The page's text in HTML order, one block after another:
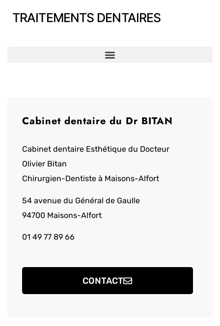
TRAITEMENTS DENTAIRES
Cabinet dentaire du Dr BITAN
Cabinet dentaire Esthétique du Docteur
Olivier Bitan
Chirurgien-Dentiste à Maisons-Alfort
54 avenue du Général de Gaulle
94700 Maisons-Alfort
01 49 77 89 66
CONTACT